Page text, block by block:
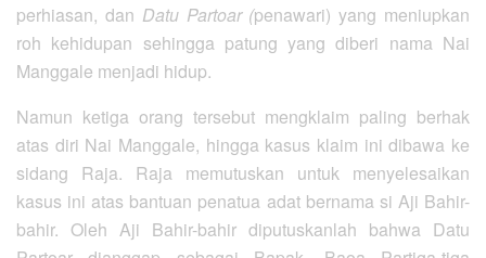
perhiasan, dan Datu Partoar (penawari) yang meniupkan
roh kehidupan sehingga patung yang diberi nama Nai
Manggale menjadi hidup.
Namun ketiga orang tersebut mengklaim paling berhak
atas diri Nai Manggale, hingga kasus klaim ini dibawa ke
sidang Raja. Raja memutuskan untuk menyelesaikan
kasus ini atas bantuan penatua adat bernama si Aji Bahir-
bahir. Oleh Aji Bahir-bahir diputuskanlah bahwa Datu